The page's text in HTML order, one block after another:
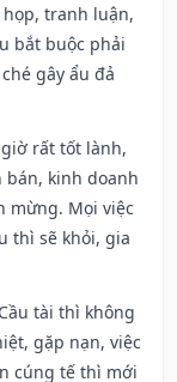
tranh luận,
bắt buộc phải
gây ẩu đả
giờ rất tốt lành,
bán, kinh doanh
mừng. Mọi việc
thì sẽ khỏi, gia
Cầu tài thì không
gặp nạn, việc
cúng tế thì mới